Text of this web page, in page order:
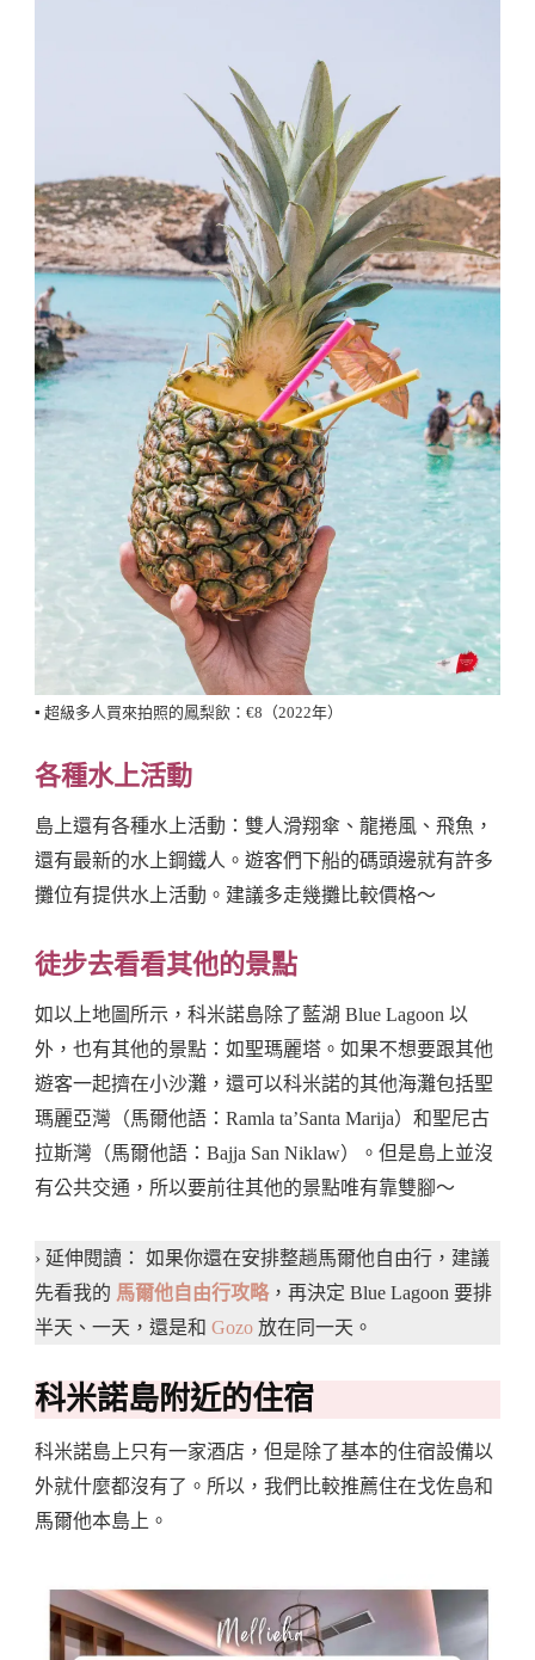
▪️ 超級多人買來拍照的鳳梨飲：€8（2022年）
各種水上活動
島上還有各種水上活動：雙人滑翔傘、龍捲風、飛魚，
還有最新的水上鋼鐵人。遊客們下船的碼頭邊就有許多
攤位有提供水上活動。建議多走幾攤比較價格～
徒步去看看其他的景點
如以上地圖所示，科米諾島除了藍湖 Blue Lagoon 以
外，也有其他的景點：如聖瑪麗塔。如果不想要跟其他
遊客一起擠在小沙灘，還可以科米諾的其他海灘包括聖
瑪麗亞灣（馬爾他語：Ramla ta’Santa Marija）和聖尼古
拉斯灣（馬爾他語：Bajja San Niklaw）。但是島上並沒
有公共交通，所以要前往其他的景點唯有靠雙腳～
› 延伸閱讀： 如果你還在安排整趟馬爾他自由行，建議
先看我的 馬爾他自由行攻略，再決定 Blue Lagoon 要排
半天、一天，還是和 Gozo 放在同一天。
科米諾島附近的住宿
科米諾島上只有一家酒店，但是除了基本的住宿設備以
外就什麼都沒有了。所以，我們比較推薦住在戈佐島和
馬爾他本島上。